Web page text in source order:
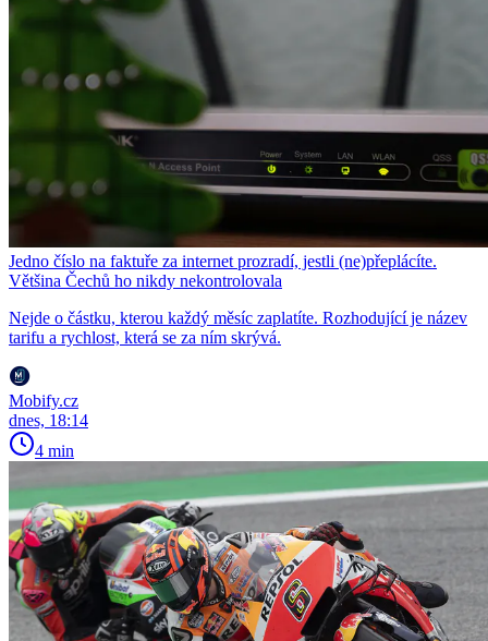
Jedno číslo na faktuře za internet prozradí, jestli (ne)přeplácíte.
Většina Čechů ho nikdy nekontrolovala
Nejde o částku, kterou každý měsíc zaplatíte. Rozhodující je název
tarifu a rychlost, která se za ním skrývá.
Mobify.cz
dnes, 18:14
4 min